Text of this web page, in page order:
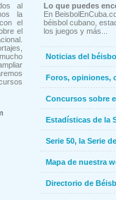
al
la
el
el
Lo que puedes
En
béisbol cubano,
los juegos y más...
Noticias del
Foros, opiniones,
Concursos sobre
Estadísticas de la
Serie 50, la Serie
Mapa de nuestra
Directorio de